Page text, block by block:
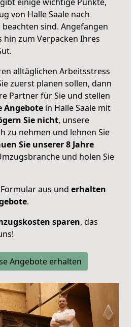
von Halle Saale nach
sind. Angefangen
hin zum Verpacken Ihres
alltäglichen Arbeitsstress
zuerst planen sollen, dann
Partner für Sie und stellen
Angebote in Halle Saale mit
Sie nicht, unsere
zu nehmen und lehnen Sie
Sie unserer 8 Jahre
und holen Sie
aus und erhalten
.
sparen, das
Angebote erhalten